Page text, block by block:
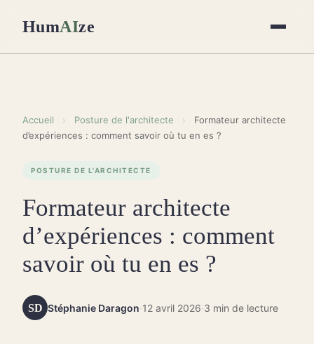
HumAIze
Accueil › Posture de l'architecte ›
Formateur architecte
d’expériences : comment savoir où tu en es ?
POSTURE DE L'ARCHITECTE
Formateur architecte
d’expériences : comment
savoir où tu en es ?
SD Stéphanie Daragon·12 avril 2026·3 min de lecture